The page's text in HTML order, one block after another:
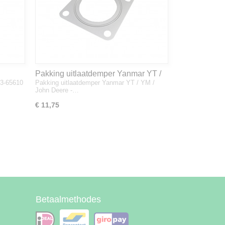
65610
Pakking uitlaatdemper Yanmar YT /
YM / John Deere - 128300-13230
Pakking uitlaatdemper Yanmar YT / YM /
John Deere -…
€ 11,75
Betaalmethodes